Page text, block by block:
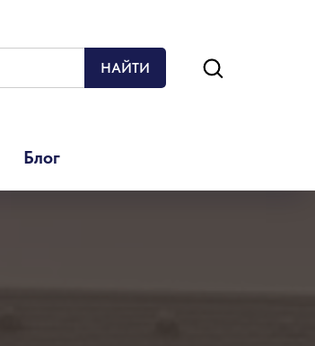
НАЙТИ
Блог